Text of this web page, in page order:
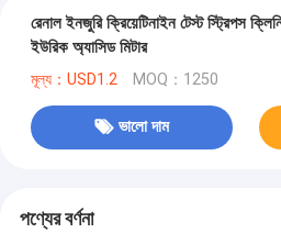
রেনাল ইনজুরি ক্রিয়েটিনাইন টেস্ট স্ট্রিপস
ইউরিক অ্যাসিড মিটার
মূল্য：USD1.2 MOQ：1250
ভালো দাম
পণ্যের বর্ণনা